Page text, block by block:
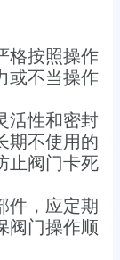
格按照操作
或不当操作
活性和密封
期不使用的
止阀门卡死
件，应定期
阀门操作顺